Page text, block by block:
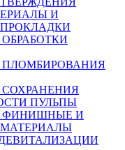
И
ПУЛЬПЫ
ФИНИШНЫЕ И